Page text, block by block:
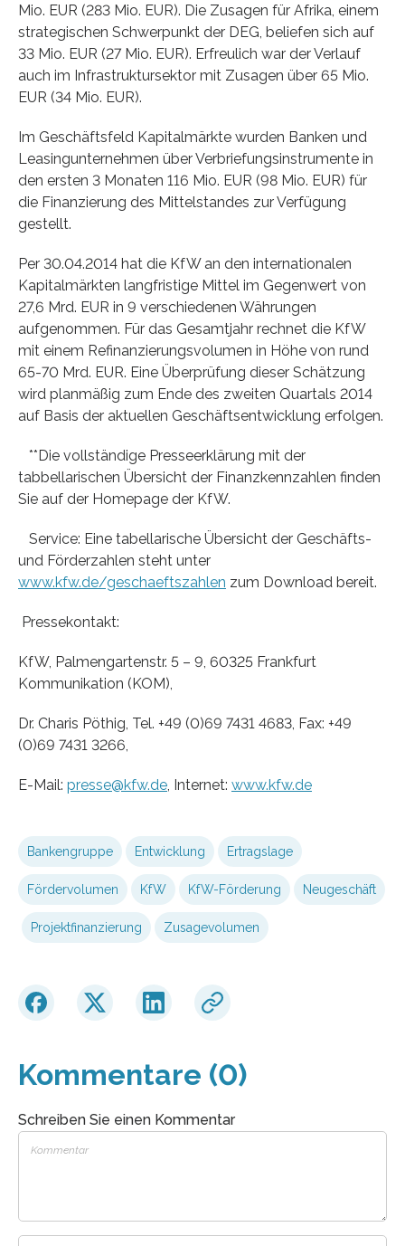
Mio. EUR (283 Mio. EUR). Die Zusagen für Afrika, einem
strategischen Schwerpunkt der DEG, beliefen sich auf
33 Mio. EUR (27 Mio. EUR). Erfreulich war der Verlauf
auch im Infrastruktursektor mit Zusagen über 65 Mio.
EUR (34 Mio. EUR).
Im Geschäftsfeld Kapitalmärkte wurden Banken und
Leasingunternehmen über Verbriefungsinstrumente in
den ersten 3 Monaten 116 Mio. EUR (98 Mio. EUR) für
die Finanzierung des Mittelstandes zur Verfügung
gestellt.
Per 30.04.2014 hat die KfW an den internationalen
Kapitalmärkten langfristige Mittel im Gegenwert von
27,6 Mrd. EUR in 9 verschiedenen Währungen
aufgenommen. Für das Gesamtjahr rechnet die KfW
mit einem Refinanzierungsvolumen in Höhe von rund
65-70 Mrd. EUR. Eine Überprüfung dieser Schätzung
wird planmäßig zum Ende des zweiten Quartals 2014
auf Basis der aktuellen Geschäftsentwicklung erfolgen.
**Die vollständige Presseerklärung mit der
tabbellarischen Übersicht der Finanzkennzahlen finden
Sie auf der Homepage der KfW.
Service: Eine tabellarische Übersicht der Geschäfts-
und Förderzahlen steht unter
www.kfw.de/geschaeftszahlen zum Download bereit.
Pressekontakt:
KfW, Palmengartenstr. 5 – 9, 60325 Frankfurt
Kommunikation (KOM),
Dr. Charis Pöthig, Tel. +49 (0)69 7431 4683, Fax: +49
(0)69 7431 3266,
E-Mail: presse@kfw.de , Internet: www.kfw.de
Bankengruppe Entwicklung Ertragslage
Fördervolumen KfW KfW-Förderung Neugeschäft
Projektfinanzierung Zusagevolumen
Kommentare (0)
Schreiben Sie einen Kommentar